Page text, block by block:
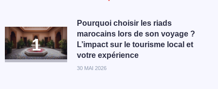
Pourquoi choisir les riads
marocains lors de son voyage ?
L’impact sur le tourisme local et
votre expérience
30 MAI 2026